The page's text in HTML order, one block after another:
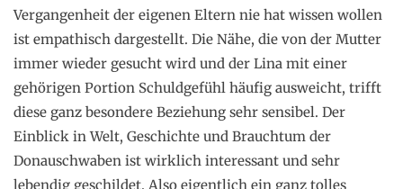
Vergangenheit der eigenen Eltern nie hat wissen wollen
ist empathisch dargestellt. Die Nähe, die von der Mutter
immer wieder gesucht wird und der Lina mit einer
gehörigen Portion Schuldgefühl häufig ausweicht, trifft
diese ganz besondere Beziehung sehr sensibel. Der
Einblick in Welt, Geschichte und Brauchtum der
Donauschwaben ist wirklich interessant und sehr
lebendig geschildet. Also eigentlich ein ganz tolles